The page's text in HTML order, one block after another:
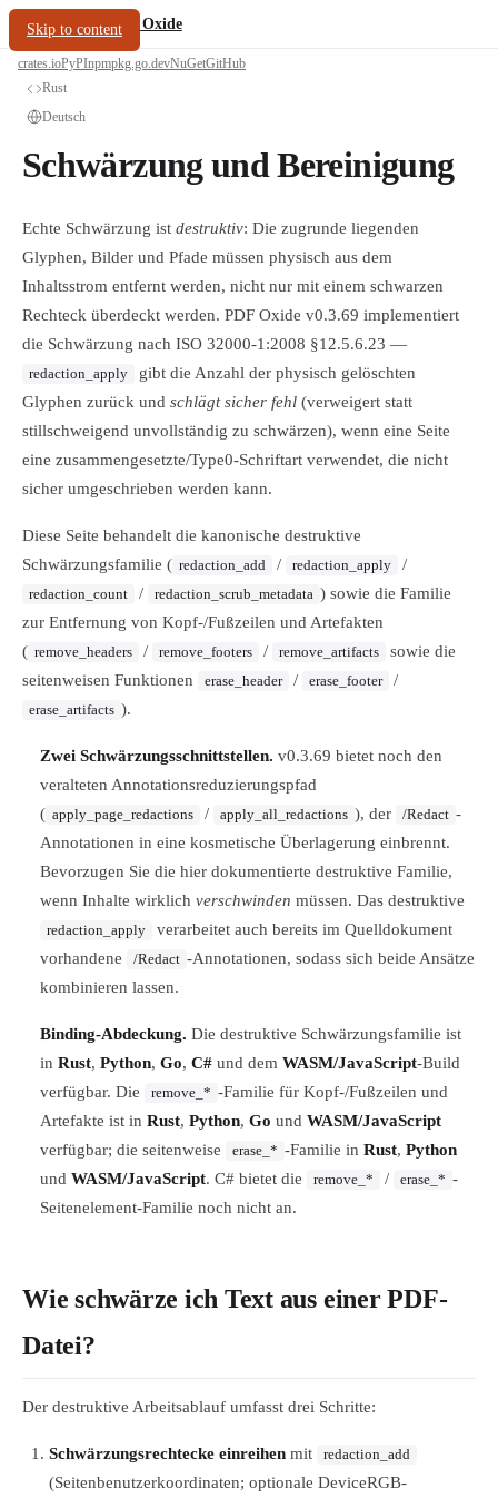
Skip to content
oxide.fyi/PDF Oxide
crates.ioPyPInpmpkg.go.devNuGetGitHub
Rust
Deutsch
Schwärzung und Bereinigung
Echte Schwärzung ist destruktiv: Die zugrunde liegenden
Glyphen, Bilder und Pfade müssen physisch aus dem
Inhaltsstrom entfernt werden, nicht nur mit einem schwarzen
Rechteck überdeckt werden. PDF Oxide v0.3.69 implementiert
die Schwärzung nach ISO 32000-1:2008 §12.5.6.23 —
redaction_apply
gibt die Anzahl der physisch gelöschten
Glyphen zurück und schlägt sicher fehl (verweigert statt
stillschweigend unvollständig zu schwärzen), wenn eine Seite
eine zusammengesetzte/Type0-Schriftart verwendet, die nicht
sicher umgeschrieben werden kann.
Diese Seite behandelt die kanonische destruktive
Schwärzungsfamilie ( redaction_add / redaction_apply /
redaction_count / redaction_scrub_metadata ) sowie die Familie
zur Entfernung von Kopf-/Fußzeilen und Artefakten
( remove_headers / remove_footers / remove_artifacts
sowie die
seitenweisen Funktionen
erase_header / erase_footer /
erase_artifacts ).
Zwei Schwärzungsschnittstellen. v0.3.69 bietet noch den
veralteten Annotationsreduzierungspfad
( apply_page_redactions / apply_all_redactions ), der /Redact -
Annotationen in eine kosmetische Überlagerung einbrennt.
Bevorzugen Sie die hier dokumentierte destruktive Familie,
wenn Inhalte wirklich verschwinden müssen. Das destruktive
redaction_apply
verarbeitet auch bereits im Quelldokument
vorhandene
/Redact -Annotationen, sodass sich beide Ansätze
kombinieren lassen.
Binding-Abdeckung. Die destruktive Schwärzungsfamilie ist
in Rust, Python, Go, C# und dem WASM/JavaScript-Build
verfügbar. Die
remove_* -Familie für Kopf-/Fußzeilen und
Artefakte ist in Rust, Python, Go und WASM/JavaScript
verfügbar; die seitenweise
erase_* -Familie in Rust, Python
und WASM/JavaScript. C# bietet die remove_* / erase_* -
Seitenelement-Familie noch nicht an.
Wie schwärze ich Text aus einer PDF-
Datei?
Der destruktive Arbeitsablauf umfasst drei Schritte:
Schwärzungsrechtecke einreihen mit redaction_add
(Seitenbenutzerkoordinaten; optionale DeviceRGB-